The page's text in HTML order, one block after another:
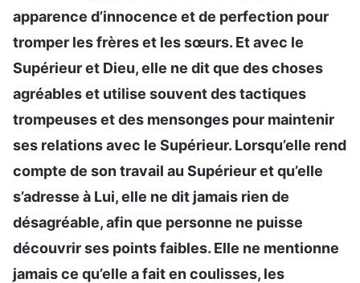
apparence d’innocence et de perfection pour
tromper les frères et les sœurs. Et avec le
Supérieur et Dieu, elle ne dit que des choses
agréables et utilise souvent des tactiques
trompeuses et des mensonges pour maintenir
ses relations avec le Supérieur. Lorsqu’elle rend
compte de son travail au Supérieur et qu’elle
s’adresse à Lui, elle ne dit jamais rien de
désagréable, afin que personne ne puisse
découvrir ses points faibles. Elle ne mentionne
jamais ce qu’elle a fait en coulisses, les